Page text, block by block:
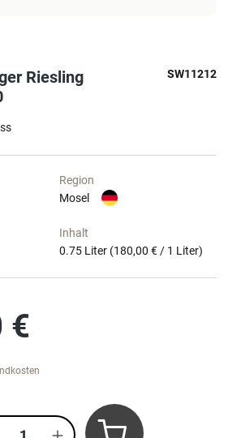
Riesling
SW11212
Region
Mosel
Inhalt
0.75 Liter (180,00 € / 1 Liter)
€
Anzahl: Gib den